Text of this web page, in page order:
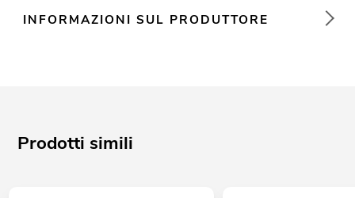
INFORMAZIONI SUL PRODUTTORE
Prodotti simili